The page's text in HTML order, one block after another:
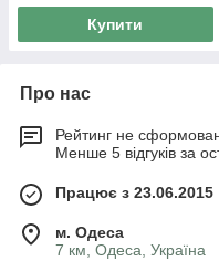
Купити
Про нас
Рейтинг не
Менше 5 відгуків за
Працює з 23.06.2015
м. Одеса
7 км, Одеса, Україна